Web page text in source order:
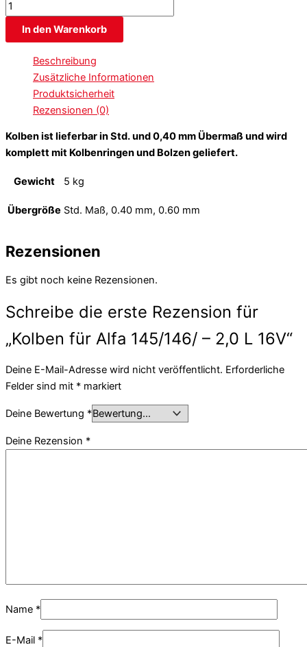
In den Warenkorb
Beschreibung
Zusätzliche Informationen
Produktsicherheit
Rezensionen (0)
Kolben ist lieferbar in Std. und 0,40 mm Übermaß und wird
komplett mit Kolbenringen und Bolzen geliefert.
Gewicht 5 kg
Übergröße Std. Maß, 0.40 mm, 0.60 mm
Rezensionen
Es gibt noch keine Rezensionen.
Schreibe die erste Rezension für
„Kolben für Alfa 145/146/ – 2,0 L 16V“
Deine E-Mail-Adresse wird nicht veröffentlicht. Erforderliche
Felder sind mit * markiert
Deine Bewertung *
Deine Rezension *
Name *
E-Mail *